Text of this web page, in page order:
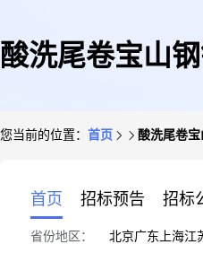
酸洗尾卷宝山
您当前的位置： 首页 酸洗尾卷
首页 招标预告 招标
省份地区： 北京广东 上海江